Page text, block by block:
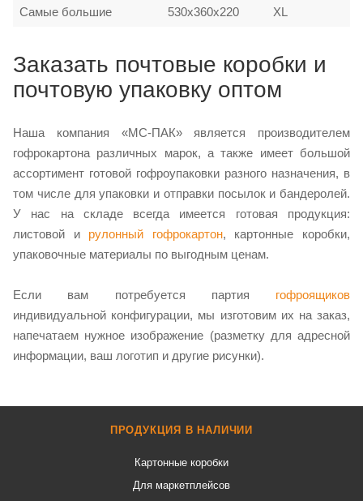
Самые большие 530х360х220 XL
Заказать почтовые коробки и
почтовую упаковку оптом
Наша компания «МС-ПАК» является производителем
гофрокартона различных марок, а также имеет большой
ассортимент готовой гофроупаковки разного назначения, в
том числе для упаковки и отправки посылок и бандеролей.
У нас на складе всегда имеется готовая продукция:
листовой и рулонный гофрокартон, картонные коробки,
упаковочные материалы по выгодным ценам.
Если вам потребуется партия гофроящиков
индивидуальной конфигурации, мы изготовим их на заказ,
напечатаем нужное изображение (разметку для адресной
информации, ваш логотип и другие рисунки).
ПРОДУКЦИЯ В НАЛИЧИИ
Картонные коробки
Для маркетплейсов